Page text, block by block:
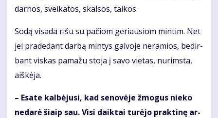
dar­nos, svei­ka­tos, skal­sos, tai­kos.
So­dą vi­sa­da ri­šu su pa­čiom ge­riau­siom min­tim. Net
jei pra­de­dant dar­bą min­tys gal­vo­je ne­ra­mios, be­dir­
bant vis­kas pa­ma­žu sto­ja į sa­vo vie­tas, nu­rims­ta,
aiš­kė­ja.
– Esa­te kal­bė­ju­si, kad se­no­vė­je žmo­gus nie­ko
ne­da­rė šiaip sau. Vi­si daik­tai tu­rė­jo prak­ti­nę ar­